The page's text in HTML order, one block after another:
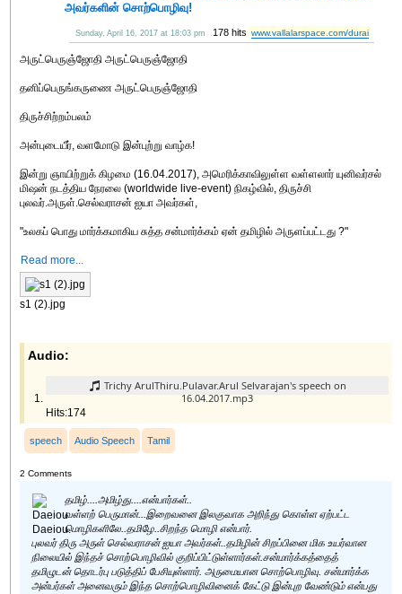
அவர்களின் சொற்பொழிவு!
Sunday, April 16, 2017 at 18:03 pm 178 hits www.vallalarspace.com/durai
அருட்பெருஞ்ஜோதி அருட்பெருஞ்ஜோதி
தனிப்பெருங்கருணை அருட்பெருஞ்ஜோதி
திருச்சிற்றம்பலம்
அன்புடையீர், வளமோடு இன்புற்று வாழ்க!
இன்று ஞாயிற்றுக் கிழமை (16.04.2017), அமெரிக்காவிலுள்ள வள்ளலார் யுனிவர்சல்
மிஷன் நடத்திய நேரலை (worldwide live-event) நிகழ்வில், திருச்சி
புலவர்.அருள்.செல்வராசன் ஐயா அவர்கள்,
"உலகப் பொது மார்க்கமாகிய சுத்த சன்மார்க்கம் ஏன் தமிழில் அருளப்பட்டது ?"
Read more...
s1 (2).jpg
Audio:
Trichy ArulThiru.Pulavar.Arul Selvarajan's speech on
16.04.2017.mp3
Hits:174
speech Audio Speech Tamil
2 Comments
தமிழ்....அமிழ்து....என்பார்கள்..
வள்ளற் பெருமான்...இறைவனை இலகுவாக அறிந்து கொள்ள ஏற்பட்ட
மொழிகளிலே..தமிழே..சிறந்த மொழி என்பார்.
புலவர் திரு அருள் செல்வராசன் ஐயா அவர்கள்..தமிழின் சிறப்பினை மிக உயர்வான
நிலையில் இந்தச் சொற்பொழிவில் குறிப்பிட்டுள்ளார்கள்.சன்மார்க்கத்தைத்
தமிழுடன் தொடர்பு படுத்திப் பேசியுள்ளார். அருமையான சொற்பொழிவு. சன்மார்க்க
அன்பர்கள் அனைவரும் இந்த சொற்பொழிவினைக் கேட்டு இன்புற வேண்டும் என்பது